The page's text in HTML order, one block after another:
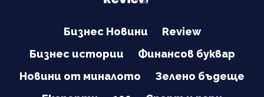
Бизнес Новини
Review
Бизнес истории
Финансов буквар
Новини от миналото
Зелено бъдеще